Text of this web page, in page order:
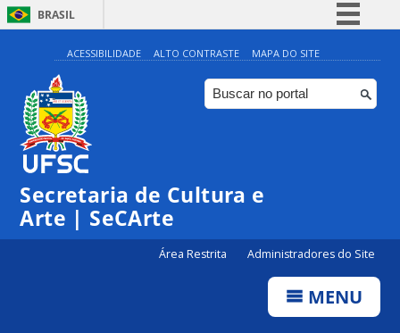
BRASIL
Simplifique!
Comunica BR
Participe
ACESSIBILIDADE ALTO CONTRASTE MAPA DO SITE
Secretaria de Cultura e
Arte | SeCArte
Área Restrita Administradores do Site
MENU